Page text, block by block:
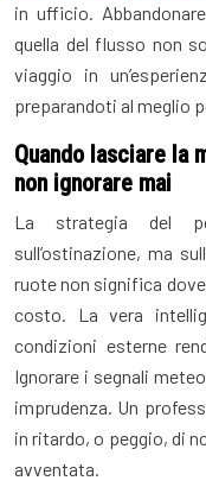
in ufficio.
quella del flusso non
viaggio in
preparandoti al meglio
Quando lasciare la
non ignorare mai
La strategia del
sull’ostinazione, ma
ruote non significa
costo. La vera
condizioni esterne
Ignorare i segnali
imprudenza. Un
in ritardo, o peggio, di
avventata.